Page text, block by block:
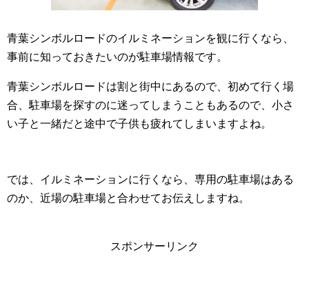
青葉シンボルロードのイルミネーションを観に行くなら、
事前に知っておきたいのが駐車場情報です。
青葉シンボルロードは割と街中にあるので、初めて行く場
合、駐車場を探すのに迷ってしまうこともあるので、小さ
い子と一緒だと途中で子供も疲れてしまいますよね。
では、イルミネーションに行くなら、専用の駐車場はある
のか、近場の駐車場と合わせてお伝えしますね。
スポンサーリンク